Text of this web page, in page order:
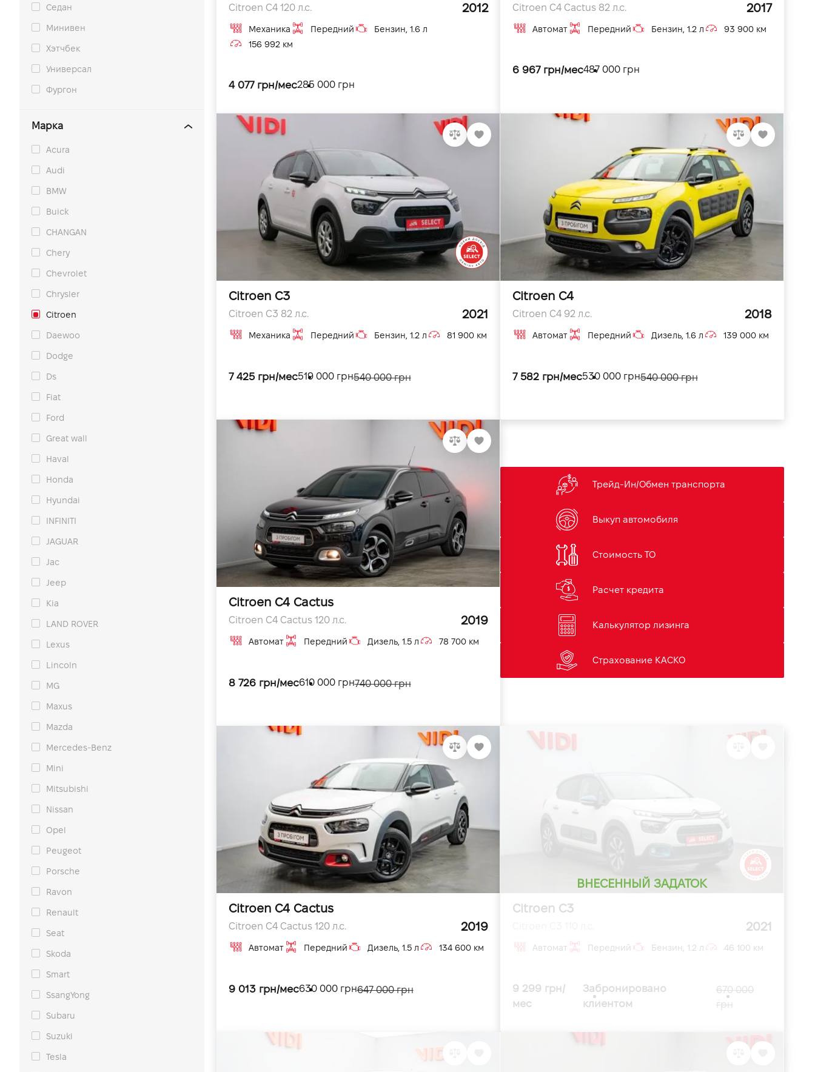
Седан
Минивен
Хэтчбек
Универсал
Фургон
Марка
Acura
Audi
BMW
Buick
CHANGAN
Chery
Chevrolet
Chrysler
Citroen
Daewoo
Dodge
Ds
Fiat
Ford
Great wall
Haval
Honda
Hyundai
INFINITI
JAGUAR
Jac
Jeep
Kia
LAND ROVER
Lexus
Lincoln
MG
Maxus
Mazda
Mercedes-Benz
Mini
Mitsubishi
Nissan
Opel
Peugeot
Porsche
Ravon
Renault
Seat
Skoda
Smart
SsangYong
Subaru
Suzuki
Tesla
Citroen C4 120 л.с. 2012
Механика Передний
Бензин, 1.6 л
156 992 км
4 077 грн/мес285 000 грн
Citroen C4 Cactus 82 л.с. 2017
Автомат Передний Бензин, 1.2 л 93 900 км
6 967 грн/мес487 000 грн
Citroen C3
Citroen C3 82 л.с. 2021
Механика Передний Бензин, 1.2 л 81 900 км
7 425 грн/мес519 000 грн540 000 грн
Citroen C4
Citroen C4 92 л.с. 2018
Автомат Передний Дизель, 1.6 л 139 000 км
7 582 грн/мес530 000 грн540 000 грн
Citroen C4 Cactus
Citroen C4 Cactus 120 л.с. 2019
Автомат Передний Дизель, 1.5 л 78 700 км
8 726 грн/мес610 000 грн740 000 грн
Трейд-Ин/Обмен транспорта
Выкуп автомобиля
Стоимость ТО
Расчет кредита
Калькулятор лизинга
Страхование КАСКО
Citroen C4 Cactus
Citroen C4 Cactus 120 л.с. 2019
Автомат Передний Дизель, 1.5 л 134 600 км
9 013 грн/мес630 000 грн647 000 грн
ВНЕСЕННЫЙ ЗАДАТОК
Citroen C3
2021
Автомат Передний Бензин, 1.2 л 46 100 км
9 299 грн/
мес
Забронировано
клиентом
670 000
грн